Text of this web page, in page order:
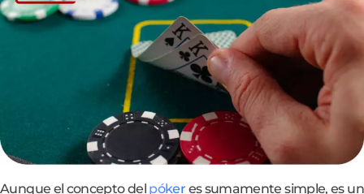
Aunque el concepto del póker es sumamente simple, es un